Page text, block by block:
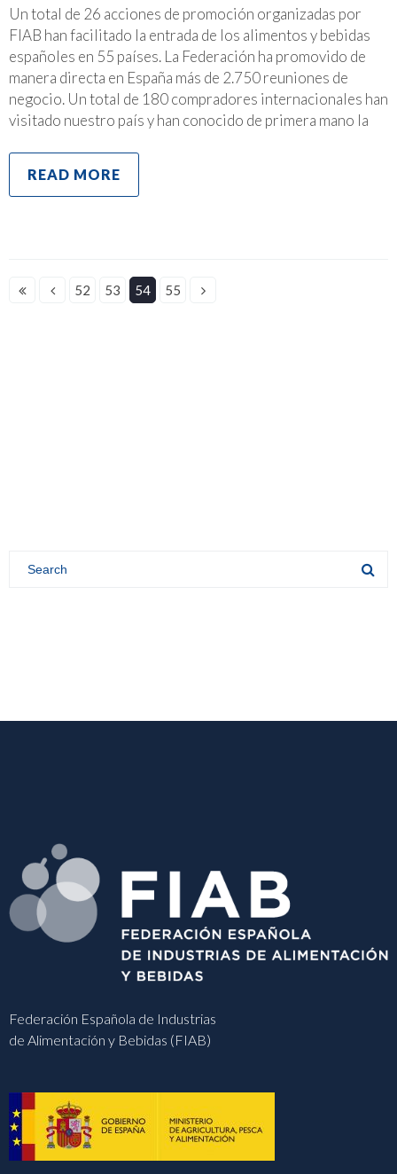
Un total de 26 acciones de promoción organizadas por
FIAB han facilitado la entrada de los alimentos y bebidas
españoles en 55 países. La Federación ha promovido de
manera directa en España más de 2.750 reuniones de
negocio. Un total de 180 compradores internacionales han
visitado nuestro país y han conocido de primera mano la
READ MORE
52 53 54 55
Federación Española de Industrias
de Alimentación y Bebidas (FIAB)